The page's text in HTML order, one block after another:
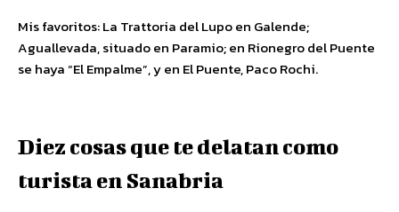
Mis favoritos: La Trattoria del Lupo en Galende;
Aguallevada, situado en Paramio; en Rionegro del Puente
se haya “El Empalme”, y en El Puente, Paco Rochi.
Diez cosas que te delatan como
turista en Sanabria